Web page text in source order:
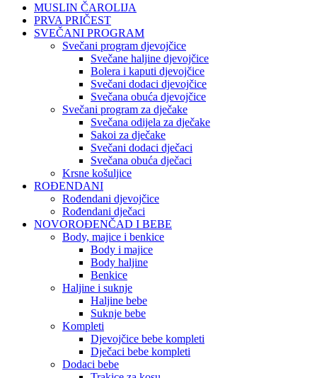
MUSLIN ČAROLIJA
PRVA PRIČEST
SVEČANI PROGRAM
Svečani program djevojčice
Svečane haljine djevojčice
Bolera i kaputi djevojčice
Svečani dodaci djevojčice
Svečana obuća djevojčice
Svečani program za dječake
Svečana odijela za dječake
Sakoi za dječake
Svečani dodaci dječaci
Svečana obuća dječaci
Krsne košuljice
ROĐENDANI
Rođendani djevojčice
Rođendani dječaci
NOVOROĐENČAD I BEBE
Body, majice i benkice
Body i majice
Body haljine
Benkice
Haljine i suknje
Haljine bebe
Suknje bebe
Kompleti
Djevojčice bebe kompleti
Dječaci bebe kompleti
Dodaci bebe